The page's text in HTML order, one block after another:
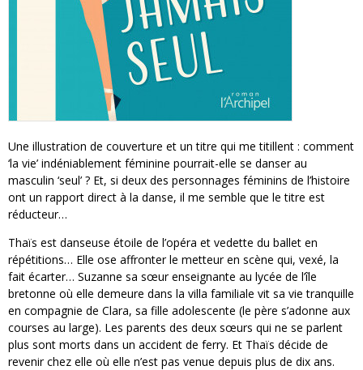
Une illustration de couverture et un titre qui me titillent : comment
‘la vie’ indéniablement féminine pourrait-elle se danser au
masculin ‘seul’ ? Et, si deux des personnages féminins de l’histoire
ont un rapport direct à la danse, il me semble que le titre est
réducteur…
Thaïs est danseuse étoile de l’opéra et vedette du ballet en
répétitions… Elle ose affronter le metteur en scène qui, vexé, la
fait écarter… Suzanne sa sœur enseignante au lycée de l’île
bretonne où elle demeure dans la villa familiale vit sa vie tranquille
en compagnie de Clara, sa fille adolescente (le père s’adonne aux
courses au large). Les parents des deux sœurs qui ne se parlent
plus sont morts dans un accident de ferry. Et Thaïs décide de
revenir chez elle où elle n’est pas venue depuis plus de dix ans.